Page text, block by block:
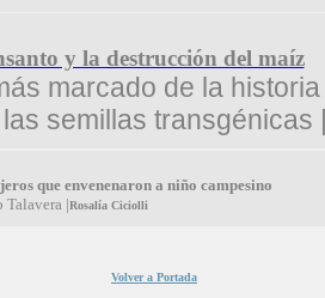
y la destrucción del maíz
marcado de la
semillas transgénicas
que envenenaron a niño campesino
Talavera |Rosalía Ciciolli
Volver a Portada